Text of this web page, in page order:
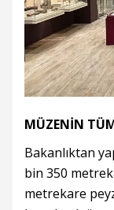
MÜZENİN
Bakanlıktan
bin 350
metrekare